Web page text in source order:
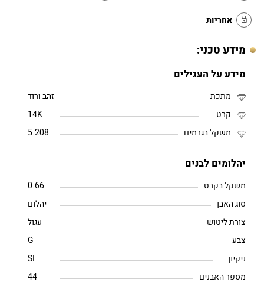
אחריות
מידע טכני:
מידע על העגילים
מתכת
זהב ורוד
קרט
14K
משקל בגרמים
5.208
יהלומים לבנים
משקל בקרט
0.66
סוג האבן
יהלום
צורת ליטוש
עגול
צבע
G
ניקיון
SI
מספר האבנים
44